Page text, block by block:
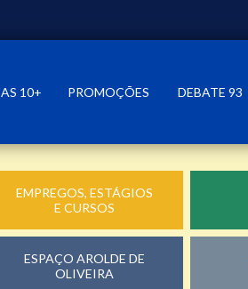
AS 10+ PROMOÇÕES DEBATE 93
EMPREGOS, ESTÁGIOS
E CURSOS
ESPAÇO AROLDE DE
OLIVEIRA